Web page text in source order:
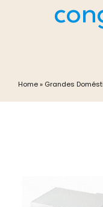
Home» Grandes